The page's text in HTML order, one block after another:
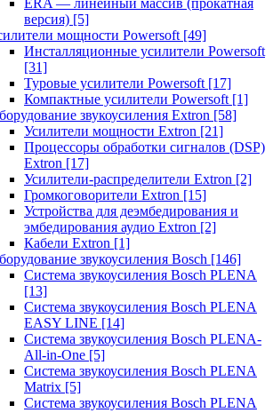
ERA — линейный массив (прокатная
версия) [5]
мощности Powersoft [49]
Инсталляционные усилители Powersoft
[31]
Туровые усилители Powersoft [17]
Компактные усилители Powersoft [1]
звукоусиления Extron [58]
Усилители мощности Extron [21]
Процессоры обработки сигналов (DSP)
Extron [17]
Усилители-распределители Extron [2]
Громкоговорители Extron [15]
Устройства для деэмбедирования и
эмбедирования аудио Extron [2]
Кабели Extron [1]
звукоусиления Bosch [146]
Система звукоусиления Bosch PLENA
[13]
Система звукоусиления Bosch PLENA
EASY LINE [14]
Система звукоусиления Bosch PLENA-
All-in-One [5]
Система звукоусиления Bosch PLENA
Matrix [5]
Система звукоусиления Bosch PLENA